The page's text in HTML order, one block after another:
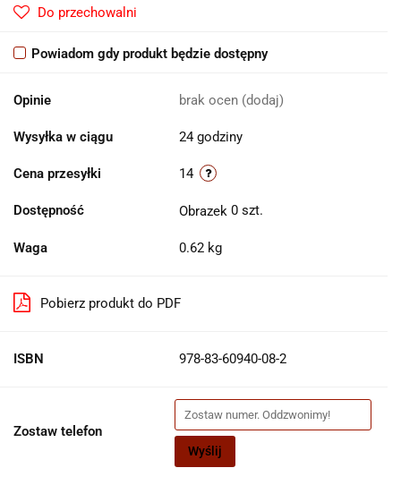
Do przechowalni
Powiadom gdy produkt będzie dostępny
Opinie brak ocen (dodaj)
Wysyłka w ciągu 24 godziny
Cena przesyłki 14
Dostępność 0 szt.
Waga 0.62 kg
Pobierz produkt do PDF
ISBN 978-83-60940-08-2
Zostaw telefon
Wyślij